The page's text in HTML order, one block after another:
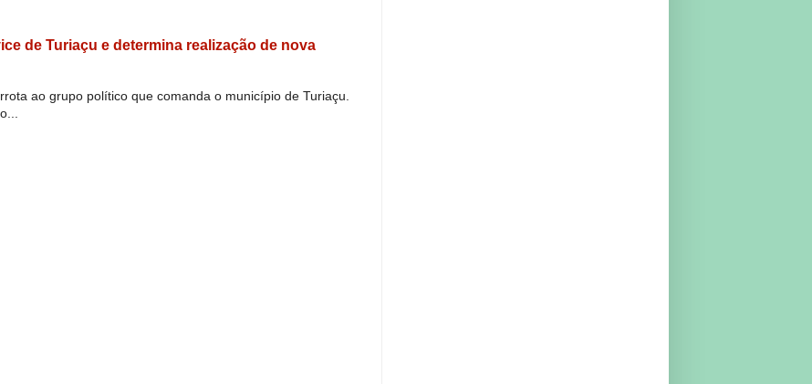
de Turiaçu e determina realização de nova
ao grupo político que comanda o município de Turiaçu.